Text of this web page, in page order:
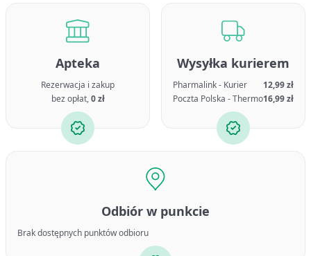
Apteka
Rezerwacja i zakup
bez opłat,0 zł
Wysyłka kurierem
Pharmalink - Kurier
12,99 zł
Poczta Polska - Thermo16,99 zł
Odbiór w punkcie
Brak dostępnych punktów odbioru